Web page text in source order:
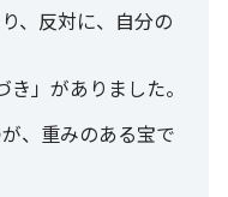
、反対に、自分の
」がありました。
、重みのある宝で